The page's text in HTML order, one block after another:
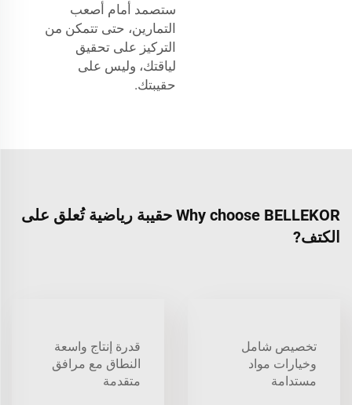
ستصمد أمام أصعب
التمارين، حتى تتمكن من
التركيز على تحقيق
لياقتك، وليس على
حقيبتك.
Why choose BELLEKOR حقيبة رياضية تُعلق على
الكتف?
تخصيص شامل
وخيارات مواد
مستدامة
قدرة إنتاج واسعة
النطاق مع مرافق
متقدمة